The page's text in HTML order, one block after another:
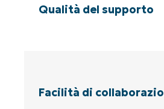
Qualità del supporto
Facilità di